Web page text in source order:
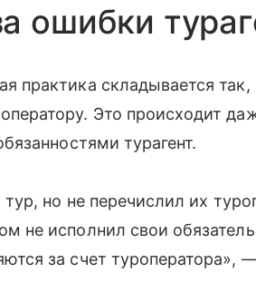
ошибки
практика складывается так,
Это происходит
турагент.
но не перечислил их
не исполнил свои
за счет туроператора»,